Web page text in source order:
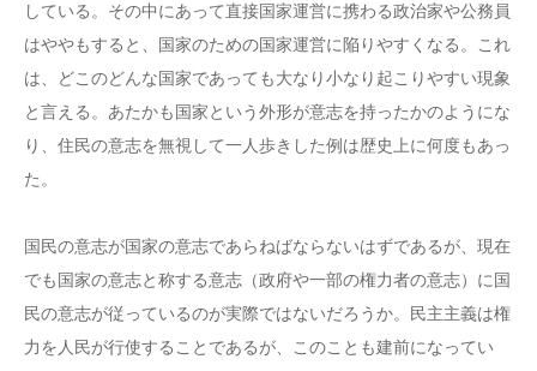
している。その中にあって直接国家運営に携わる政治家や公務員
はややもすると、国家のための国家運営に陥りやすくなる。これ
は、どこのどんな国家であっても大なり小なり起こりやすい現象
と言える。あたかも国家という外形が意志を持ったかのようにな
り、住民の意志を無視して一人歩きした例は歴史上に何度もあっ
た。
国民の意志が国家の意志であらねばならないはずであるが、現在
でも国家の意志と称する意志（政府や一部の権力者の意志）に国
民の意志が従っているのが実際ではないだろうか。民主主義は権
力を人民が行使することであるが、このことも建前になってい